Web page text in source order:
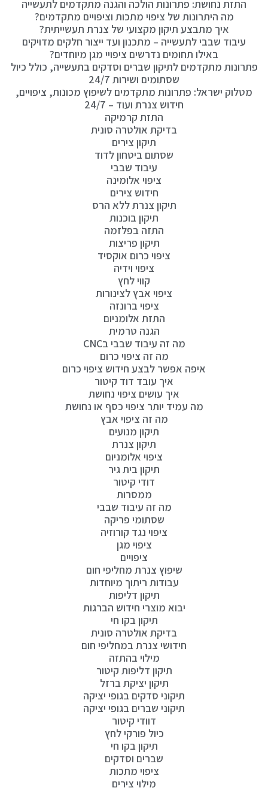
התזת נחושת: פתרונות הולכה והגנה מתקדמים לתעשייה
מה היתרונות של ציפוי מתכות וציפויים מתקדמים?
איך מתבצע תיקון מקצועי של צנרת תעשייתית?
עיבוד שבבי לתעשייה – מתכנון ועד ייצור חלקים מדויקים
באילו תחומים נדרשים ציפויי מגן מיוחדים?
פתרונות מתקדמים לתיקון שברים וסדקים בתעשייה, כולל כיול
שסתומים ושירות 24/7
מטלוק ישראל: פתרונות מתקדמים לשיפוץ מכונות, ציפויים,
חידוש צנרת ועוד – 24/7
התזת קרמיקה
בדיקת אולטרה סונית
תיקון צירים
שסתום ביטחון לדוד
עיבוד שבבי
ציפוי אלומינה
חידוש צירים
תיקון צנרת ללא הרס
תיקון בוכנות
התזה בפלזמה
תיקון פריצות
ציפוי כרום אוקסיד
ציפוי וידיה
קווי לחץ
ציפוי אבץ לצינורות
ציפוי ברונזה
התזת אלומניום
הגנה טרמית
מה זה עיבוד שבבי בCNC
מה זה ציפוי כרום
איפה אפשר לבצע חידוש ציפוי כרום
איך עובד דוד קיטור
איך עושים ציפוי נחושת
מה עמיד יותר ציפוי כסף או נחושת
מה זה ציפוי אבץ
תיקון מנועים
תיקון צנרת
ציפוי אלומניום
תיקון בית גיר
דודי קיטור
ממסרות
מה זה עיבוד שבבי
שסתומי פריקה
ציפוי נגד קורוזיה
ציפוי מגן
ציפויים
שיפוץ צנרת מחליפי חום
עבודות ריתוך מיוחדות
תיקון דליפות
יבוא מוצרי חידוש הברגות
תיקון בקו חי
בדיקת אולטרה סונית
חידושי צנרת במחליפי חום
מילוי בהתזה
תיקון דליפות קיטור
תיקון יציקת ברזל
תיקוני סדקים בגופי יציקה
תיקוני שברים בגופי יציקה
דוודי קיטור
כיול פורקי לחץ
תיקון בקו חי
שברים וסדקים
ציפוי מתכות
מילוי צירים